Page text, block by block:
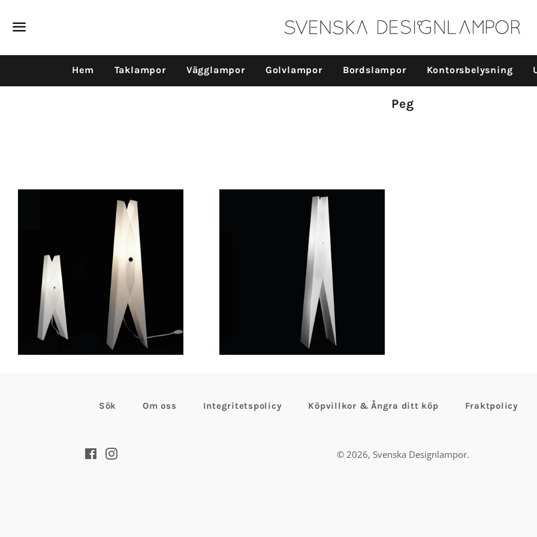
Hem Taklampor Vägglampor Golvlampor Bordslampor Kontorsbelysning
Produktserie:
Peg
Ordinarie
Sök Om oss Integritetspolicy Köpvillkor & Ångra ditt köp Fraktpolicy
FacebookInstagram © 2026, Svenska Designlampor.